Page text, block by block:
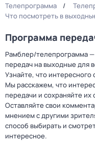
Телепрограмма
Что посмотреть в
Программа
Рамблер/телепрограмма —
передач на выходные для
Узнайте, что интересного
Мы расскажем, что
передачи и сохраняйте
Оставляйте свои
мнением с другими
способ выбирать и
интересное.